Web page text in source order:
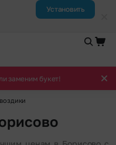
Установить
заменим букет!